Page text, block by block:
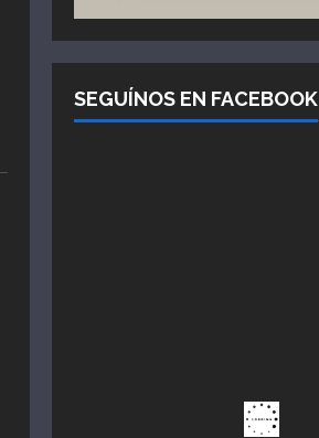
SEGUÍNOS EN FACEBOOK